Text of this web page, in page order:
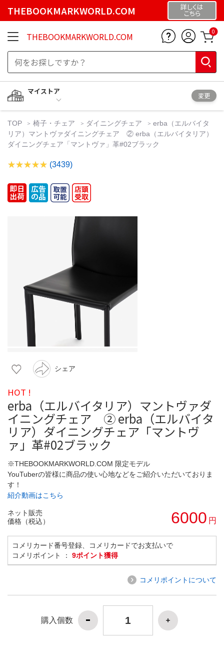
THEBOOKMARKWORLD.COM 詳しくは
こちら
THEBOOKMARKWORLD.COM 0
マイストア
変更
TOP 椅子・チェア ダイニングチェア
erba（エルバイタ
リア）マントヴァダイニングチェア ② erba（エルバイタリア）
ダイニングチェア「マントヴァ」革#02ブラック
(3439)
シェア
HOT !
erba（エルバイタリア）マントヴァダ
イニングチェア ② erba（エルバイタ
リア）ダイニングチェア「マントヴ
ァ」革#02ブラック
※THEBOOKMARKWORLD.COM 限定モデル
YouTuberの皆様に商品の使い心地などをご紹介いただいておりま
す！
紹介動画はこちら
ネット販売
価格（税込）
6000 円
コメリカード番号登録、コメリカードでお支払いで
コメリポイント ： 9ポイント獲得
コメリポイントについて
購入個数